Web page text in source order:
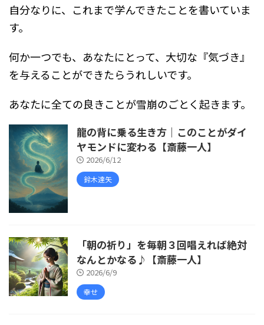
自分なりに、これまで学んできたことを書いていま
す。
何か一つでも、あなたにとって、大切な『気づき』
を与えることができたらうれしいです。
あなたに全ての良きことが雪崩のごとく起きます。
龍の背に乗る生き方｜このことがダイ
ヤモンドに変わる【斎藤一人】
2026/6/12
鈴木達矢
「朝の祈り」を毎朝３回唱えれば絶対
なんとかなる♪【斎藤一人】
2026/6/9
幸せ